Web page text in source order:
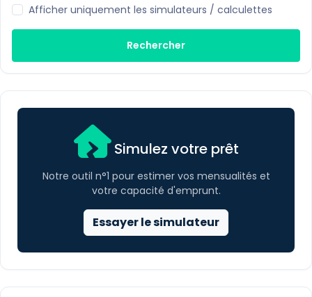
Afficher uniquement les simulateurs / calculettes
Rechercher
Simulez votre prêt
Notre outil n°1 pour estimer vos mensualités et
votre capacité d'emprunt.
Essayer le simulateur